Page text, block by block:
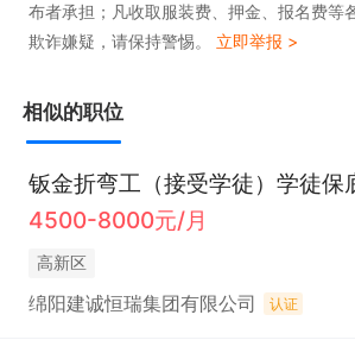
布者承担；凡收取服装费、押金、报名费等
欺诈嫌疑，请保持警惕。 立即举报 >
相似的职位
钣金折弯工（接受学徒）学徒保
4500-8000元/月
高新区
绵阳建诚恒瑞集团有限公司 认证